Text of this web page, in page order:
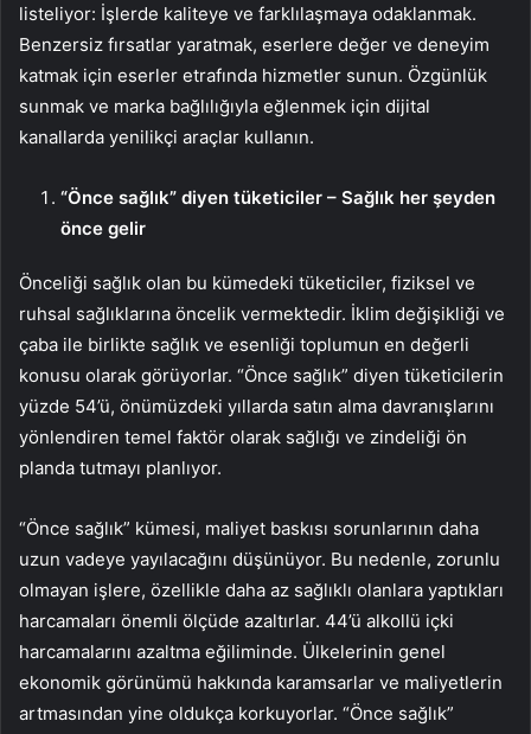
listeliyor: İşlerde kaliteye ve farklılaşmaya odaklanmak.
Benzersiz fırsatlar yaratmak, eserlere değer ve deneyim
katmak için eserler etrafında hizmetler sunun. Özgünlük
sunmak ve marka bağlılığıyla eğlenmek için dijital
kanallarda yenilikçi araçlar kullanın.
“Önce sağlık” diyen tüketiciler – Sağlık her şeyden
önce gelir
Önceliği sağlık olan bu kümedeki tüketiciler, fiziksel ve
ruhsal sağlıklarına öncelik vermektedir. İklim değişikliği ve
çaba ile birlikte sağlık ve esenliği toplumun en değerli
konusu olarak görüyorlar. “Önce sağlık” diyen tüketicilerin
yüzde 54’ü, önümüzdeki yıllarda satın alma davranışlarını
yönlendiren temel faktör olarak sağlığı ve zindeliği ön
planda tutmayı planlıyor.
“Önce sağlık” kümesi, maliyet baskısı sorunlarının daha
uzun vadeye yayılacağını düşünüyor. Bu nedenle, zorunlu
olmayan işlere, özellikle daha az sağlıklı olanlara yaptıkları
harcamaları önemli ölçüde azaltırlar. 44’ü alkollü içki
harcamalarını azaltma eğiliminde. Ülkelerinin genel
ekonomik görünümü hakkında karamsarlar ve maliyetlerin
artmasından yine oldukça korkuyorlar. “Önce sağlık”